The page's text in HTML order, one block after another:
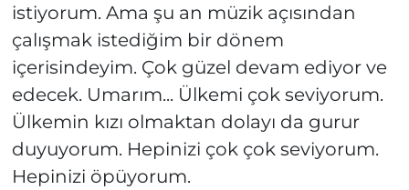
istiyorum. Ama şu an müzik açısından
çalışmak istediğim bir dönem
içerisindeyim. Çok güzel devam ediyor ve
edecek. Umarım... Ülkemi çok seviyorum.
Ülkemin kızı olmaktan dolayı da gurur
duyuyorum. Hepinizi çok çok seviyorum.
Hepinizi öpüyorum.